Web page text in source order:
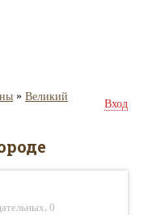
» Великий
Вход
, 0